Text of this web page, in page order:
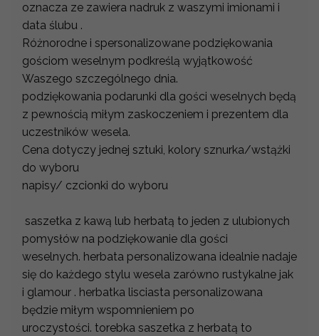
oznacza ze zawiera nadruk z waszymi imionami i
data ślubu .
Różnorodne i spersonalizowane podziękowania
gościom weselnym podkreślą wyjątkowość
Waszego szczególnego dnia.
podziękowania podarunki dla gości weselnych będą
z pewnością miłym zaskoczeniem i prezentem dla
uczestników wesela.
Cena dotyczy jednej sztuki, kolory sznurka/wstążki
do wyboru
napisy/ czcionki do wyboru
saszetka z kawą lub herbatą to jeden z ulubionych
pomysłów na podziękowanie dla gości
weselnych. herbata personalizowana idealnie nadaje
się do każdego stylu wesela zarówno rustykalne jak
i glamour . herbatka lisciasta personalizowana
będzie miłym wspomnieniem po
uroczystości. torebka saszetka z herbatą to